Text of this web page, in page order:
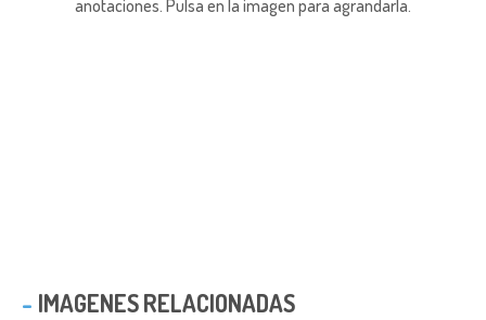
anotaciones. Pulsa en la imagen para agrandarla.
IMAGENES RELACIONADAS